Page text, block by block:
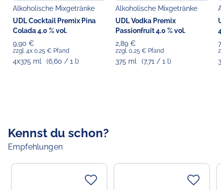
Verantwortlicher Lebensmittelunternehmer
Choppy's Food & Non-Food GmbH
Koldingstr. 1B
22769 Hamburg
Alkoholische Mixgetränke
UDL Cocktail Premix Pina
Colada 4.0 % vol.
9,90 €
zzgl. 4x 0,25 € Pfand
4x375 ml (6,60 / 1 l)
Alkoholische Mixgetränke
UDL Vodka Premix
Passionfruit 4.0 % vol.
2,89 €
zzgl. 0,25 € Pfand
375 ml (7,71 / 1 l)
Kennst du schon?
Empfehlungen